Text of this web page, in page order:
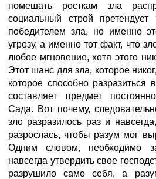
помешать росткам зла
социальный строй
победителем зла, но именно
угрозу, а именно тот факт, что
любое мгновение, хотя этого
Этот шанс для зла, которое
которое способно
составляет предмет
Сада. Вот почему,
зло разразилось раз и
разрослась, чтобы разум мог
Одним словом, необходимо
навсегда утвердить свое
разрушило само себя, а